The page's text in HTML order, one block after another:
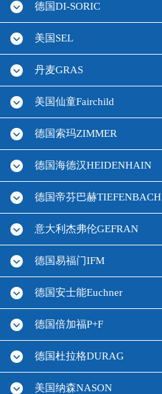
德国DI-SORIC
美国SEL
丹麦GRAS
美国仙童Fairchild
德国索玛ZIMMER
德国海德汉HEIDENHAIN
德国帝芬巴赫TIEFENBACH
意大利杰弗伦GEFRAN
德国易福门IFM
德国安士能Euchner
德国倍加福P+F
德国杜拉格DURAG
美国纳森NASON